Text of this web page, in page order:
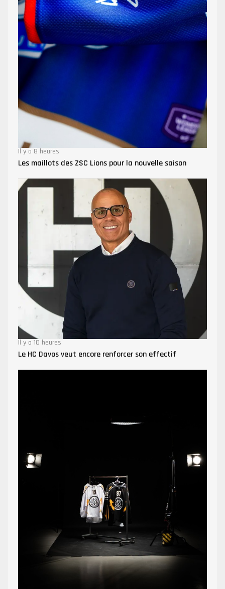
Il y a 8 heures
Les maillots des ZSC Lions pour la nouvelle saison
Il y a 10 heures
Le HC Davos veut encore renforcer son effectif